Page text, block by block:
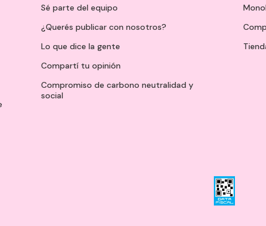
Sé parte del equipo
¿Querés publicar con nosotros?
Lo que dice la gente
Compartí tu opinión
Compromiso de carbono neutralidad y
social